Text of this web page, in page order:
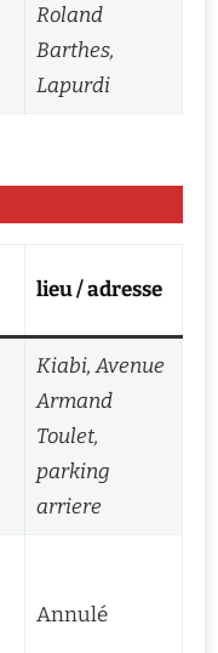
Roland
Barthes,
Lapurdi
lieu / adresse
Kiabi, Avenue
Armand
Toulet,
parking
arriere
Annulé